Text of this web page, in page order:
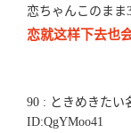
恋ちゃんこのまま
恋就这样下去也
90 : ときめきたい
ID:QgYMoo41